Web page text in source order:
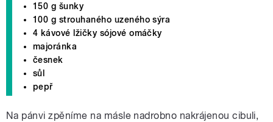
150 g šunky
100 g strouhaného uzeného sýra
4 kávové lžičky sójové omáčky
majoránka
česnek
sůl
pepř
Na pánvi zpěníme na másle nadrobno nakrájenou cibuli,